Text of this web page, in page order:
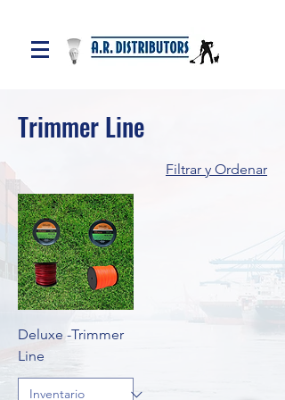
Trimmer Line
Filtrar y Ordenar
Deluxe -Trimmer
Line